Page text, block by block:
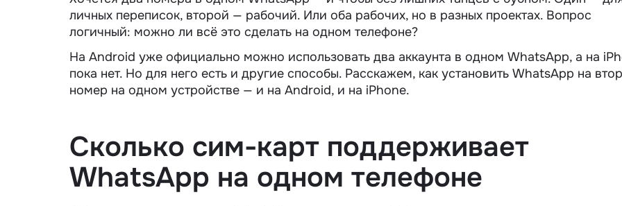
личных переписок, второй — рабочий. Или оба рабочих, но в разных проектах. Вопрос
логичный: можно ли всё это сделать на одном телефоне?
На Android уже официально можно использовать два аккаунта в одном WhatsApp, а на
пока нет. Но для него есть и другие способы. Расскажем, как установить WhatsApp на
номер на одном устройстве — и на Android, и на iPhone.
Сколько сим-карт поддерживает
WhatsApp на одном телефоне